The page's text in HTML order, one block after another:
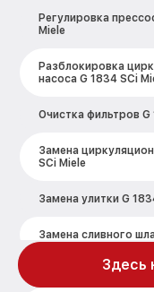
Регулировка
Miele
Разблокировка
насоса G 1834 SCi
Очистка фильтров G
Замена
SCi Miele
Замена улитки G
Замена сливного
Замена сливного
Здесь